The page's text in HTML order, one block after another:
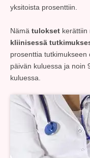
yksitoista prosenttiin.
Nämä tulokset kerättiin
kliinisessä
prosenttia
päivän kuluessa ja noin
kuluessa.